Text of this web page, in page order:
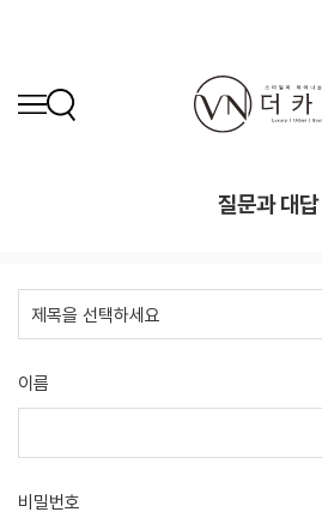
질문과 대답
이름
비밀번호